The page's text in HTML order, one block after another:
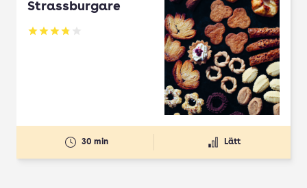
Strassburgare
Betyg: 3.78 av 5
30 min Lätt